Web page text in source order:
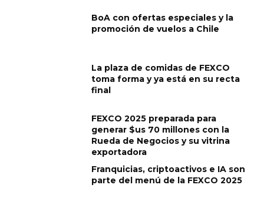
BoA con ofertas especiales y la
promoción de vuelos a Chile
La plaza de comidas de FEXCO
toma forma y ya está en su recta
final
FEXCO 2025 preparada para
generar $us 70 millones con la
Rueda de Negocios y su vitrina
exportadora
Franquicias, criptoactivos e IA son
parte del menú de la FEXCO 2025